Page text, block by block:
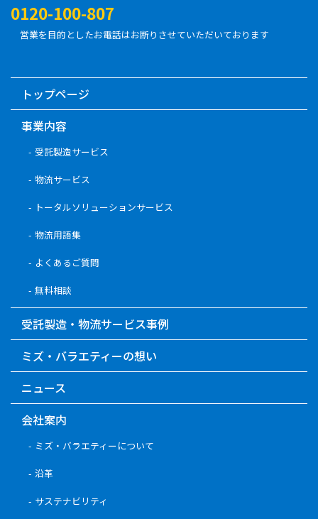
0120-100-807
営業を目的としたお電話はお断りさせていただいております
トップページ
事業内容
受託製造サービス
物流サービス
トータルソリューションサービス
物流用語集
よくあるご質問
無料相談
受託製造・物流サービス事例
ミズ・バラエティーの想い
ニュース
会社案内
ミズ・バラエティーについて
沿革
サステナビリティ